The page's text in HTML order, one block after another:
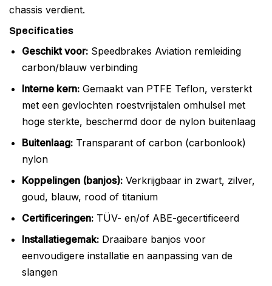
chassis verdient.
Specificaties
Geschikt voor:Speedbrakes Aviation remleiding
carbon/blauw verbinding
Interne kern:Gemaakt van PTFE Teflon, versterkt
met een gevlochten roestvrijstalen omhulsel met
hoge sterkte, beschermd door de nylon buitenlaag
Buitenlaag:Transparant of carbon (carbonlook)
nylon
Koppelingen (banjos):Verkrijgbaar in zwart, zilver,
goud, blauw, rood of titanium
Certificeringen:TÜV- en/of ABE-gecertificeerd
Installatiegemak:Draaibare banjos voor
eenvoudigere installatie en aanpassing van de
slangen